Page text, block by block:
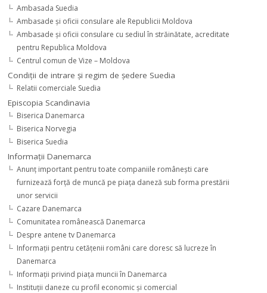
Ambasada Suedia
Ambasade şi oficii consulare ale Republicii Moldova
Ambasade şi oficii consulare cu sediul în străinătate, acreditate
pentru Republica Moldova
Centrul comun de Vize – Moldova
Condiţii de intrare şi regim de şedere Suedia
Relatii comerciale Suedia
Episcopia Scandinavia
Biserica Danemarca
Biserica Norvegia
Biserica Suedia
Informaţii Danemarca
Anunţ important pentru toate companiile româneşti care
furnizează forţă de muncă pe piaţa daneză sub forma prestării
unor servicii
Cazare Danemarca
Comunitatea românească Danemarca
Despre antene tv Danemarca
Informaţii pentru cetăţenii români care doresc să lucreze în
Danemarca
Informaţii privind piaţa muncii în Danemarca
Instituţii daneze cu profil economic şi comercial